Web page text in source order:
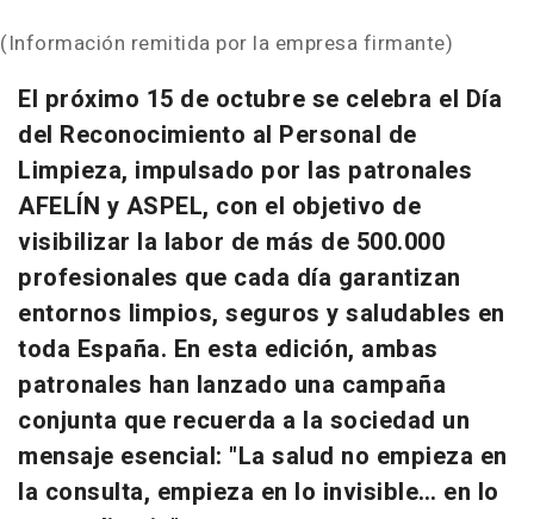
(Información remitida por la empresa firmante)
El próximo 15 de octubre se celebra el Día
del Reconocimiento al Personal de
Limpieza, impulsado por las patronales
AFELÍN y ASPEL, con el objetivo de
visibilizar la labor de más de 500.000
profesionales que cada día garantizan
entornos limpios, seguros y saludables en
toda España. En esta edición, ambas
patronales han lanzado una campaña
conjunta que recuerda a la sociedad un
mensaje esencial: "La salud no empieza en
la consulta, empieza en lo invisible… en lo